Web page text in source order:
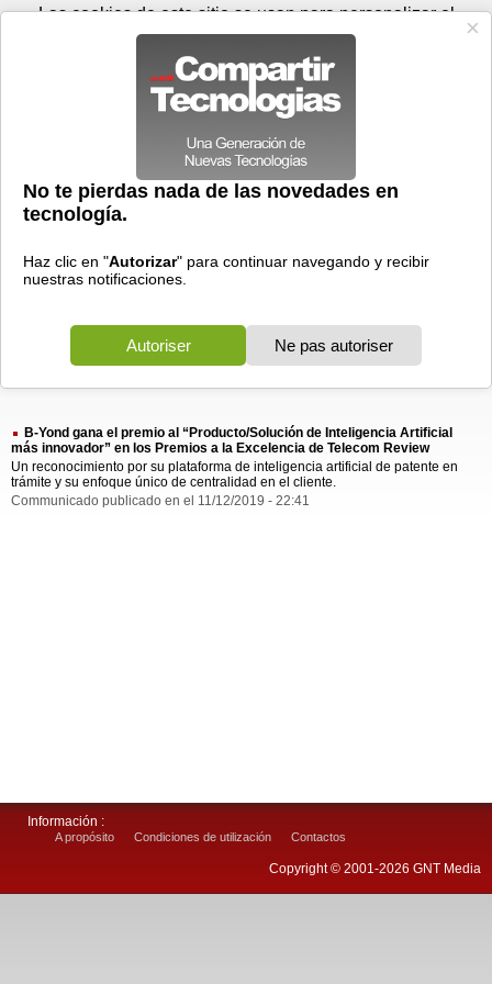
Prensa Videos
> yond gana premio
yond gana premio
1 resultado Ordenar por fecha-Ordenar por pertinencia
B-Yond gana el premio al “Producto/Solución de Inteligencia Artificial
más innovador” en los Premios a la Excelencia de Telecom Review
Un reconocimiento por su plataforma de inteligencia artificial de patente en
trámite y su enfoque único de centralidad en el cliente.
Communicado publicado en el 11/12/2019 - 22:41
Domingo 09 de agosto - 17:38 Registrar Conectar
Información :
A propósito Condiciones de utilización Contactos
Copyright © 2001-2026 GNT Media
Las cookies de este sitio se usan para personalizar el
contenido y los anuncios, para ofrecer funciones de medios
sociales y para analizar el tráfico. Además, compartimos
información sobre el uso que haga del sitio web con nuestros
partners de medios sociales, de publicidad y de análisis
web.
OK